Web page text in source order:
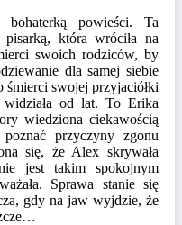
powieści. Ta
która wróciła na
swoich rodziców, by
dla samej siebie
śmierci swojej przyjaciółki
od lat. To Erika
wiedziona ciekawością
przyczyny zgonu
się, że Alex skrywała
jest takim spokojnym
Sprawa stanie się
gdy na jaw wyjdzie, że